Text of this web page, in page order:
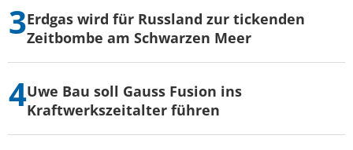
Erdgas wird für Russland zur tickenden
Zeitbombe am Schwarzen Meer
Uwe Bau soll Gauss Fusion ins
Kraftwerkszeitalter führen